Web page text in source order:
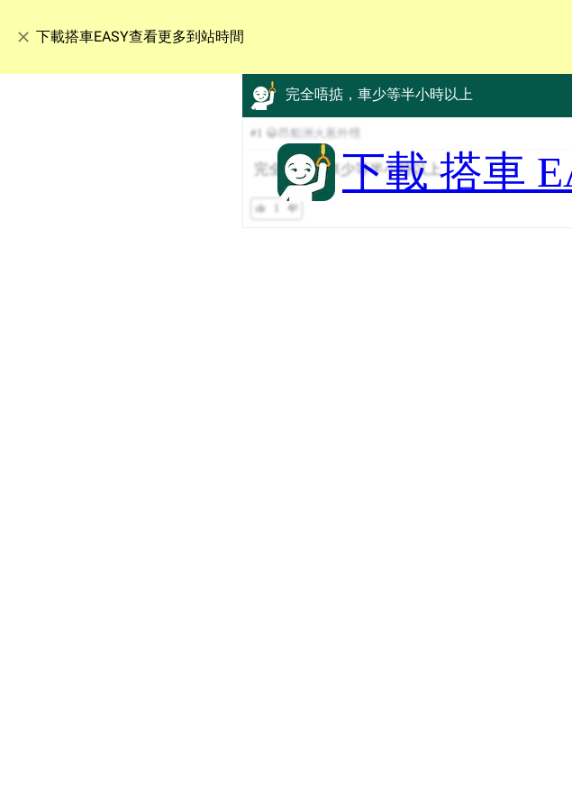
下載搭車EASY查看更多到站時間
完全唔掂，車少等半小時以上
下載 搭車
# 😀昂船洲火蔥外甥
完全唔掂，車少等半小時以上